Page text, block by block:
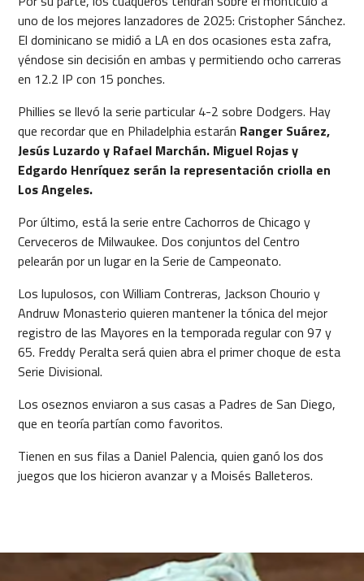
uno de los mejores lanzadores de 2025: Cristopher Sánchez.
El dominicano se midió a LA en dos ocasiones esta zafra,
yéndose sin decisión en ambas y permitiendo ocho carreras
en 12.2 IP con 15 ponches.
Phillies se llevó la serie particular 4-2 sobre Dodgers. Hay
que recordar que en Philadelphia estarán Ranger Suárez,
Jesús Luzardo y Rafael Marchán. Miguel Rojas y
Edgardo Henríquez serán la representación criolla en
Los Angeles.
Por último, está la serie entre Cachorros de Chicago y
Cerveceros de Milwaukee. Dos conjuntos del Centro
pelearán por un lugar en la Serie de Campeonato.
Los lupulosos, con William Contreras, Jackson Chourio y
Andruw Monasterio quieren mantener la tónica del mejor
registro de las Mayores en la temporada regular con 97 y
65. Freddy Peralta será quien abra el primer choque de esta
Serie Divisional.
Los oseznos enviaron a sus casas a Padres de San Diego,
que en teoría partían como favoritos.
Tienen en sus filas a Daniel Palencia, quien ganó los dos
juegos que los hicieron avanzar y a Moisés Balleteros.